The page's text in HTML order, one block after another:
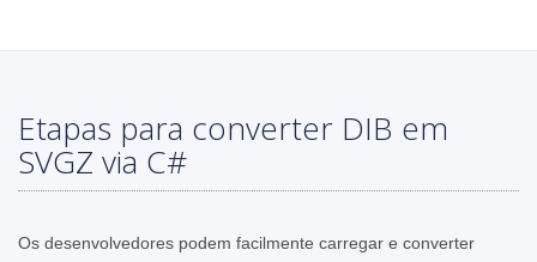
Etapas para converter DIB em
SVGZ via C#
Os desenvolvedores podem facilmente carregar e converter